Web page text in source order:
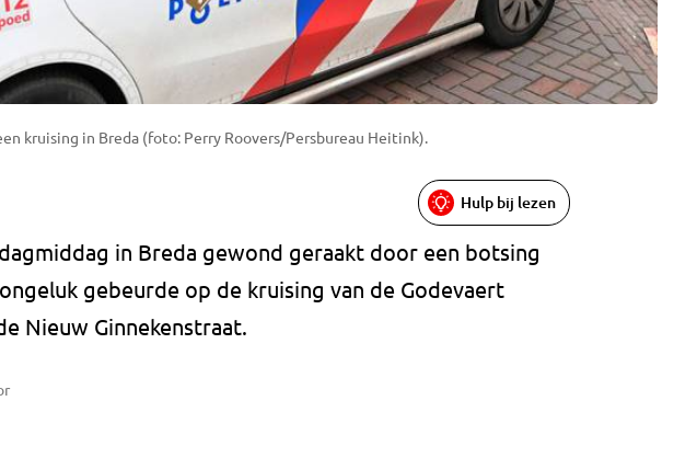
kruising in Breda (foto: Perry Roovers/Persbureau Heitink).
Hulp bij lezen
in Breda gewond geraakt door een botsing
gebeurde op de kruising van de Godevaert
Nieuw Ginnekenstraat.